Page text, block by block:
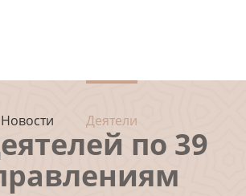
Новости Деятели
по 39